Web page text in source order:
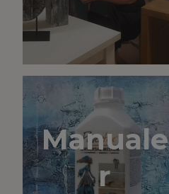
Manuale
r